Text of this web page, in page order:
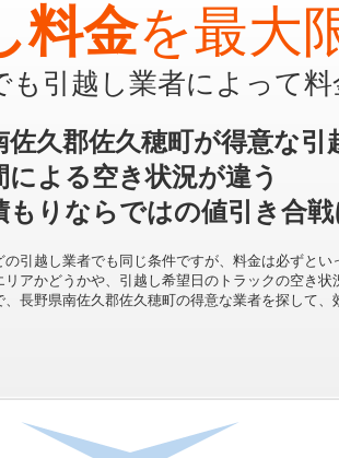
料金を最大
も引越し業者によって
佐久郡佐久穂町が得意な引
による空き状況が違う
もりならではの値引き合戦
引越し業者でも同じ条件ですが、料金は必ずとい
アかどうかや、引越し希望日のトラックの空き状
、長野県南佐久郡佐久穂町の得意な業者を探して